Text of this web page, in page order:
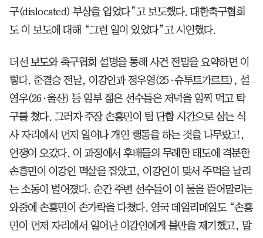
구(dislocated) 부상을 입었다”고 보도했다. 대한축구협회
도 이 보도에 대해 “그런 일이 있었다”고 시인했다.
더선 보도와 축구협회 설명을 통해 사건 전말을 요약하면 이
렇다. 준결승 전날, 이강인과 정우영(25·슈투트가르트), 설
영우(26·울산) 등 일부 젊은 선수들은 저녁을 일찍 먹고 탁
구를 쳤다. 그러자 주장 손흥민이 팀 단합 시간으로 삼는 식
사 자리에서 먼저 일어나 개인 행동을 하는 것을 나무랐고,
언쟁이 오갔다. 이 과정에서 후배들의 무례한 태도에 격분한
손흥민이 이강인 멱살을 잡았고, 이강인이 맞서 주먹을 날리
는 소동이 벌어졌다. 순간 주변 선수들이 이 둘을 뜯어말리는
와중에 손흥민이 손가락을 다쳤다. 영국 데일리메일도 “손흥
민이 먼저 자리에서 일어난 이강인에게 불만을 제기했고, 말